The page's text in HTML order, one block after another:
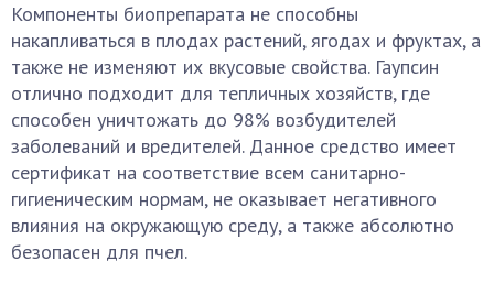
Компоненты биопрепарата не способны
накапливаться в плодах растений, ягодах и фруктах, а
также не изменяют их вкусовые свойства. Гаупсин
отлично подходит для тепличных хозяйств, где
способен уничтожать до 98% возбудителей
заболеваний и вредителей. Данное средство имеет
сертификат на соответствие всем санитарно-
гигиеническим нормам, не оказывает негативного
влияния на окружающую среду, а также абсолютно
безопасен для пчел.